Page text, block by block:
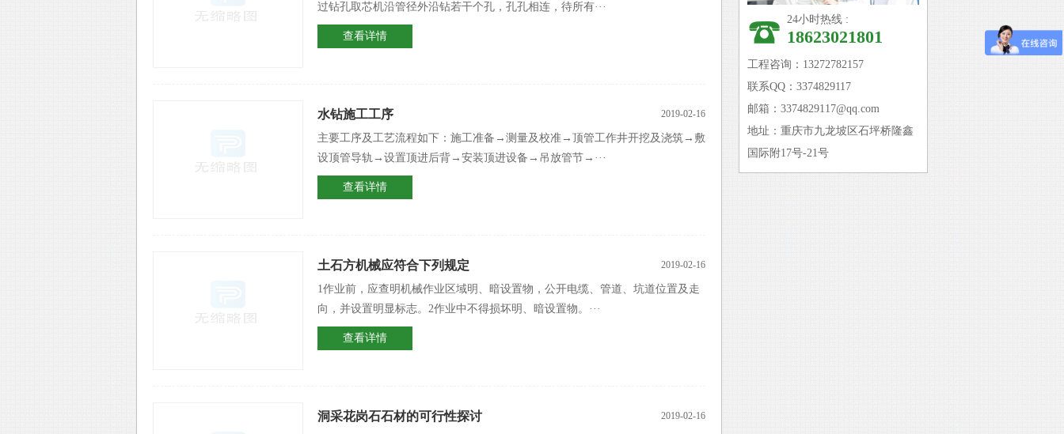
过钻孔取芯机沿管径外沿钻若干个孔，孔孔相连，待所有···
查看详情
水钻施工工序 2019-02-16
主要工序及工艺流程如下：施工准备→测量及校准→顶管工作井开挖及浇筑→敷
设顶管导轨→设置顶进后背→安装顶进设备→吊放管节→···
查看详情
土石方机械应符合下列规定 2019-02-16
1作业前，应查明机械作业区域明、暗设置物，公开电缆、管道、坑道位置及走
向，并设置明显标志。2作业中不得损坏明、暗设置物。···
查看详情
洞采花岗石石材的可行性探讨 2019-02-16
24小时热线 :
18623021801
工程咨询：13272782157
联系QQ：3374829117
邮箱：3374829117@qq.com
地址：重庆市九龙坡区石坪桥隆鑫
国际附17号-21号